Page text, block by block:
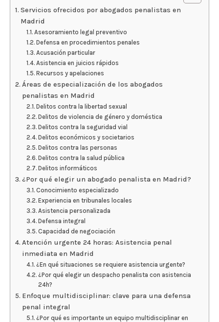
Servicios ofrecidos por abogados penalistas en
Madrid
Asesoramiento legal preventivo
Defensa en procedimientos penales
Acusación particular
Asistencia en juicios rápidos
Recursos y apelaciones
Áreas de especialización de los abogados
penalistas en Madrid
Delitos contra la libertad sexual
Delitos de violencia de género y doméstica
Delitos contra la seguridad vial
Delitos económicos y societarios
Delitos contra las personas
Delitos contra la salud pública
Delitos informáticos
¿Por qué elegir un abogado penalista en Madrid?
Conocimiento especializado
Experiencia en tribunales locales
Asistencia personalizada
Defensa integral
Capacidad de negociación
Atención urgente 24 horas: Asistencia penal
inmediata en Madrid
¿En qué situaciones se requiere asistencia urgente?
¿Por qué elegir un despacho penalista con asistencia
24h?
Enfoque multidisciplinar: clave para una defensa
penal integral
¿Por qué es importante un equipo multidisciplinar en